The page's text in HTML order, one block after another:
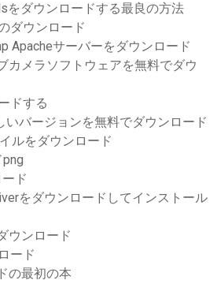
をダウンロードする最良の方法
ダウンロード
Apacheサーバーをダウンロード
カメラソフトウェアを無料でダウ
ドする
いバージョンを無料でダウンロード
ルをダウンロード
ド
をダウンロードしてインストール
ウンロード
ード
の最初の本